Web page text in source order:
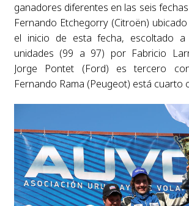
ganadores diferentes en las seis
Fernando Etchegorry (Citroën)
el inicio de esta fecha, escoltado a
unidades (99 a 97) por Fabricio
Jorge Pontet (Ford) es tercero
Fernando Rama (Peugeot) está cuarto